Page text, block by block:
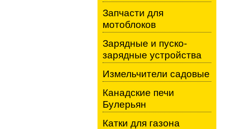
Запчасти для
мотоблоков
Зарядные и пуско-
зарядные устройства
Измельчители садовые
Канадские печи
Булерьян
Катки для газона